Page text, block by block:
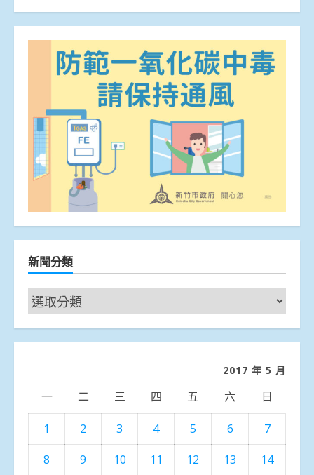
新聞分類
新
聞
分
2017 年 5 月
一 二 三 四 五 六 日
1 2 3 4 5 6
7
8
9 10 11 12 13 14